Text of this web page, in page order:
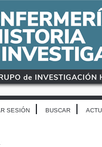
SESIÓN BUSCAR